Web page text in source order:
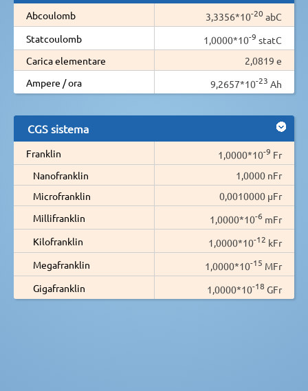
Abcoulomb 3,3356*10-20 abC
Statcoulomb
1,0000*10-9 statC
Carica elementare
2,0819 e
Ampere / ora
9,2657*10-23 Ah
CGS sistema
Franklin 1,0000*10-9 Fr
Nanofranklin
1,0000 nFr
Microfranklin
0,0010000 µFr
Millifranklin
1,0000*10-6 mFr
Kilofranklin
1,0000*10-12 kFr
Megafranklin
1,0000*10-15 MFr
Gigafranklin
1,0000*10-18 GFr